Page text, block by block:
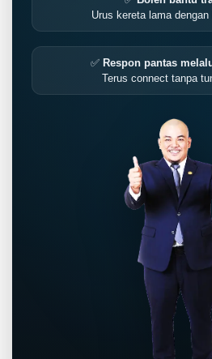
Urus kereta lama dengan
✅ Respon pantas
Terus connect tanpa